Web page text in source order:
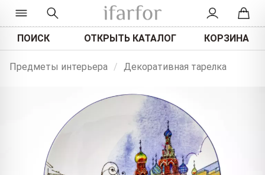
ПОИСК ОТКРЫТЬ КАТАЛОГ КОРЗИНА
Предметы интерьера / Декоративная тарелка